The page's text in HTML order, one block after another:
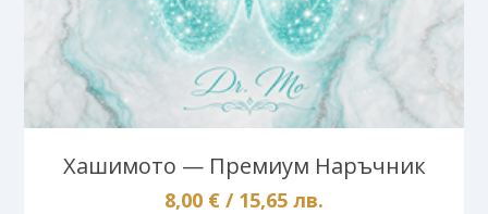
Хашимото — Премиум Наръчник
8,00 € / 15,65 лв.